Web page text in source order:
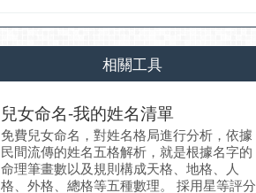
相關工具
兒女命名-我的姓名清單
免費兒女命名，對姓名格局進行分析，依據
民間流傳的姓名五格解析，就是根據名字的
命理筆畫數以及規則構成天格、地格、人
格、外格、總格等五種數理。 採用星等評分